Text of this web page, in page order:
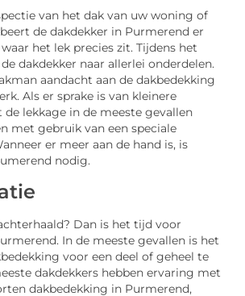
van het dak van uw woning of
de dakdekker in Purmerend er
het lek precies zit. Tijdens het
dakdekker naar allerlei onderdelen.
aandacht aan de dakbedekking
Als er sprake is van kleinere
de lekkage in de meeste gevallen
met gebruik van een speciale
er meer aan de hand is, is
nodig.
Dan is het tijd voor
In de meeste gevallen is het
voor een deel of geheel te
dakdekkers hebben ervaring met
dakbedekking in Purmerend,